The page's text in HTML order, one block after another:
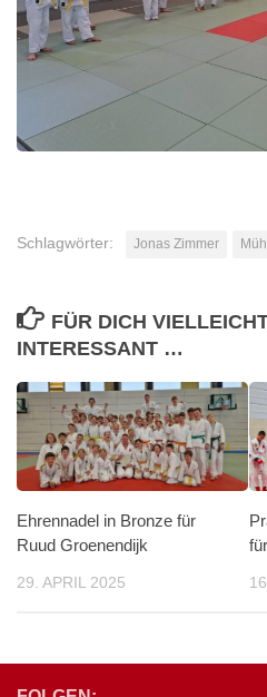
Schlagwörter: Jonas Zimmer
FÜR DICH
INTERESSANT …
Ehrennadel in Bronze für
Ruud Groenendijk
29. APRIL 2025